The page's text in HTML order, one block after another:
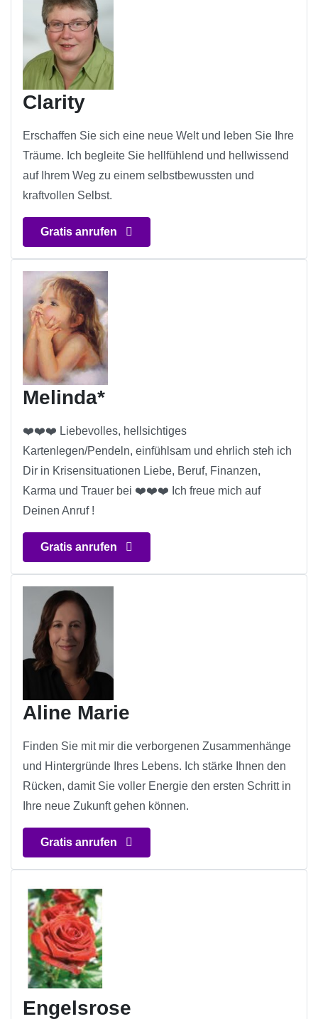
Clarity
Erschaffen Sie sich eine neue Welt und leben Sie Ihre
Träume. Ich begleite Sie hellfühlend und hellwissend
auf Ihrem Weg zu einem selbstbewussten und
kraftvollen Selbst.
Gratis anrufen
Melinda*
❤️❤️❤️ Liebevolles, hellsichtiges
Kartenlegen/Pendeln, einfühlsam und ehrlich steh ich
Dir in Krisensituationen Liebe, Beruf, Finanzen,
Karma und Trauer bei ❤️❤️❤️ Ich freue mich auf
Deinen Anruf !
Gratis anrufen
Aline Marie
Finden Sie mit mir die verborgenen Zusammenhänge
und Hintergründe Ihres Lebens. Ich stärke Ihnen den
Rücken, damit Sie voller Energie den ersten Schritt in
Ihre neue Zukunft gehen können.
Gratis anrufen
Engelsrose